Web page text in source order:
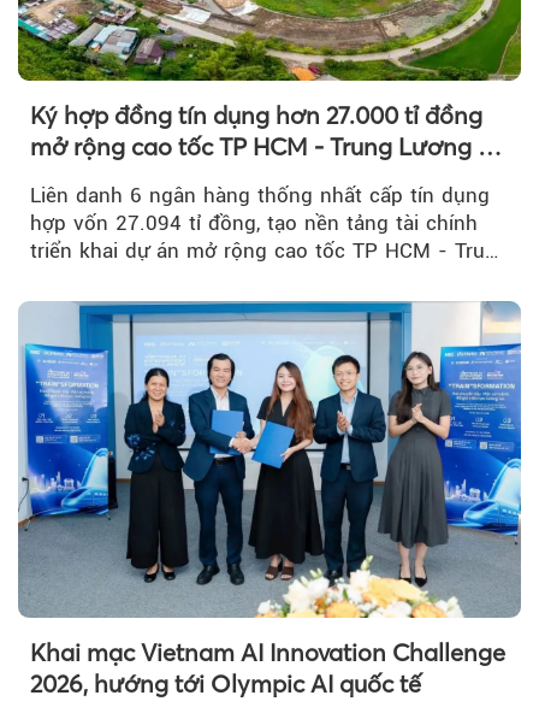
Ký hợp đồng tín dụng hơn 27.000 tỉ đồng
mở rộng cao tốc TP HCM - Trung Lương -
Liên danh 6 ngân hàng thống nhất cấp tín dụng
hợp vốn 27.094 tỉ đồng, tạo nền tảng tài chính
triển khai dự án mở rộng cao tốc TP HCM - Trung
kết nối TP HCM với Đồng bằng sông Cửu Long.
Khai mạc Vietnam AI Innovation Challenge
2026, hướng tới Olympic AI quốc tế